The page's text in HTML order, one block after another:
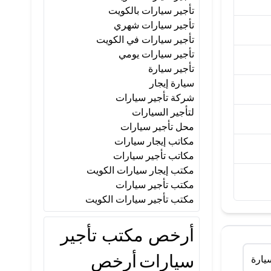
تأجير سيارات بالكويت
تأجير سيارات شهري
تأجير سيارات في الكويت
تأجير سيارات يومي
تأجير سيارة
سيارة إيجار
شركة تأجير سيارات
لتأجير السيارات
محل تأجير سيارات
مكاتب إيجار سيارات
مكاتب تأجير سيارات
مكتب إيجار سيارات الكويت
مكتب تأجير سيارات
مكتب تأجير سيارات الكويت
أرخص مكتب تأجير
سياراتأرخص